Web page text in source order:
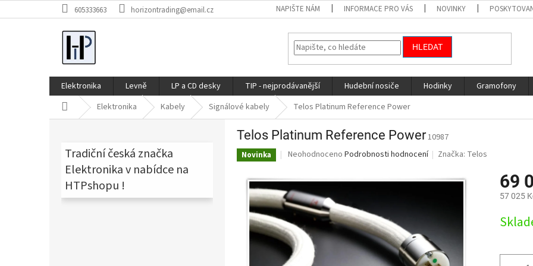
na
605333663 horizontrading@email.cz NAPIŠTE NÁM INFORMACE PRO VÁS NOVINKY
HLEDAT
Elektronika Levně LP a CD desky TIP - nejprodávanější Hudební nosiče Hodinky Gramofony
Domů Elektronika Kabely Signálové kabely Telos Platinum Reference Power
Tradiční česká značka
Elektronika v nabídce na
HTPshopu !
Telos Platinum Reference Power10987
Novinka
Průměrné
produktu
je
0,0
z
5
hvězdiček.
Neohodnoceno Podrobnosti hodnocení Značka: Telos
69
57 025
cena: